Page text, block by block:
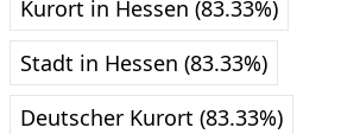
Kurort in Hessen (83.33%)
Stadt in Hessen (83.33%)
Deutscher Kurort (83.33%)